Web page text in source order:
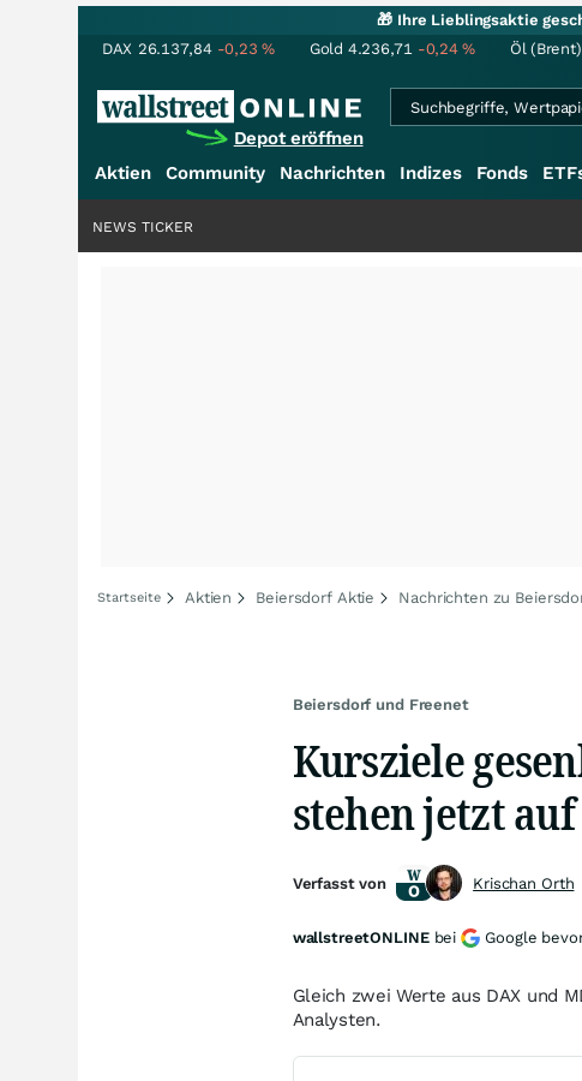
🎁 Ihre Lieblingsaktie
DAX 26.137,84 -0,23% Gold 4.236,71 -0,24% Öl (Brent)
Depot eröffnen
Aktien Community Nachrichten Indizes Fonds
NEWS TICKER
Startseite Aktien Beiersdorf Aktie Nachrichten zu
Beiersdorf und Freenet
Kursziele
stehen jetzt
Gleich zwei Werte aus DAX und
Analysten.
Verfasst von Krischan Orth
wallstreetONLINE bei Google